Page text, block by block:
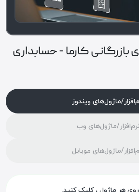
بازرگانی کارما - حسابداری
ماژول‌های ویندوز
نرم‌افزار/ماژول‌های وب
ماژول‌های موبایل